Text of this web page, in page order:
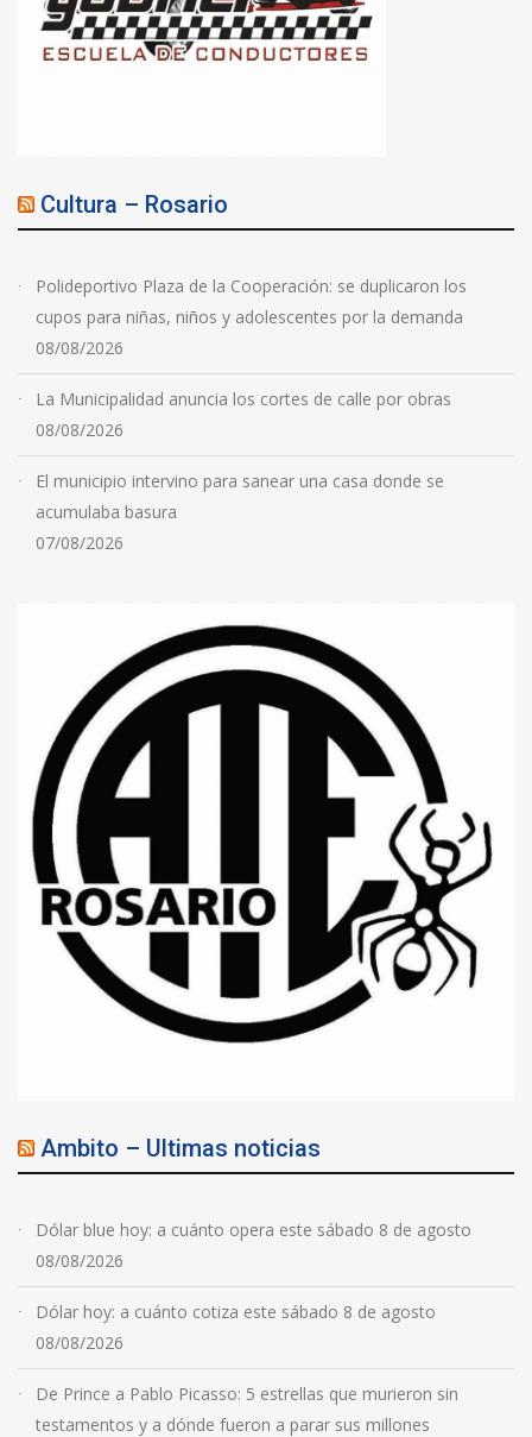
Cultura – Rosario
Polideportivo Plaza de la Cooperación: se duplicaron los
cupos para niñas, niños y adolescentes por la demanda
08/08/2026
La Municipalidad anuncia los cortes de calle por obras
08/08/2026
El municipio intervino para sanear una casa donde se
acumulaba basura
07/08/2026
Ambito – Ultimas noticias
Dólar blue hoy: a cuánto opera este sábado 8 de agosto
08/08/2026
Dólar hoy: a cuánto cotiza este sábado 8 de agosto
08/08/2026
De Prince a Pablo Picasso: 5 estrellas que murieron sin
testamentos y a dónde fueron a parar sus millones